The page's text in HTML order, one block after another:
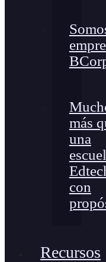
más
una
con
Recursos